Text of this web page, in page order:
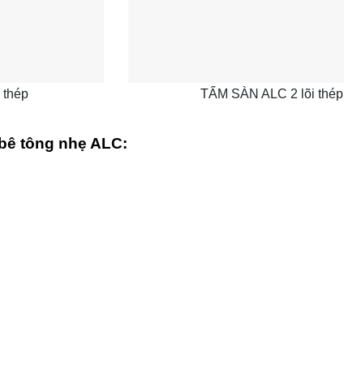
thép TẤM SÀN ALC 2 lõi thép
tông nhẹ ALC: